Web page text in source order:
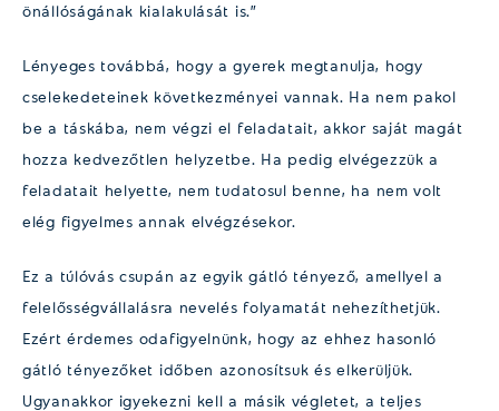
önállóságának kialakulását is.”
Lényeges továbbá, hogy a gyerek megtanulja, hogy
cselekedeteinek következményei vannak. Ha nem pakol
be a táskába, nem végzi el feladatait, akkor saját magát
hozza kedvezőtlen helyzetbe. Ha pedig elvégezzük a
feladatait helyette, nem tudatosul benne, ha nem volt
elég figyelmes annak elvégzésekor.
Ez a túlóvás csupán az egyik gátló tényező, amellyel a
felelősségvállalásra nevelés folyamatát nehezíthetjük.
Ezért érdemes odafigyelnünk, hogy az ehhez hasonló
gátló tényezőket időben azonosítsuk és elkerüljük.
Ugyanakkor igyekezni kell a másik végletet, a teljes